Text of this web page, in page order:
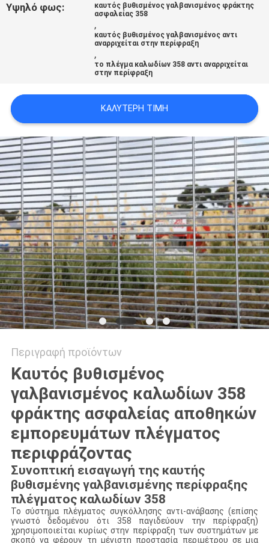
SITEMAP
Υψηλό φως:
καυτός βυθισμένος γαλβανισμένος φράκτης
ασφαλείας 358
,
καυτός βυθισμένος γαλβανισμένος αντι
αναρριχείται στην περίφραξη
,
το πλέγμα καλωδίων 358 αντι αναρριχείται
στην περίφραξη
ΚΑΛΎΤΕΡΗ ΤΙΜΉ
Περιγραφή προϊόντων
Καυτός βυθισμένος
γαλβανισμένος καλωδίων 358
φράκτης ασφαλείας αποθηκών
εμπορευμάτων πλέγματος
περιφράζοντας
Συνοπτική εισαγωγή της καυτής
βυθισμένης γαλβανισμένης περίφραξης
πλέγματος καλωδίων 358
Το σύστημα πλέγματος συγκόλλησης αντι-ανάβασης (επίσης
γνωστό δεδομένου ότι 358 παγιδεύουν την περίφραξη)
χρησιμοποιείται κυρίως στην περίφραξη των συστημάτων με
σκοπό να φέρουν τη μέγιστη προστασία περιμέτρου σε μια